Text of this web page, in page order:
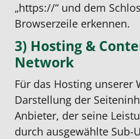
„https://“ und dem
Browserzeile erkennen.
3) Hosting &
Network
Für das Hosting unserer
Darstellung der
Anbieter, der seine
durch ausgewählte Sub-